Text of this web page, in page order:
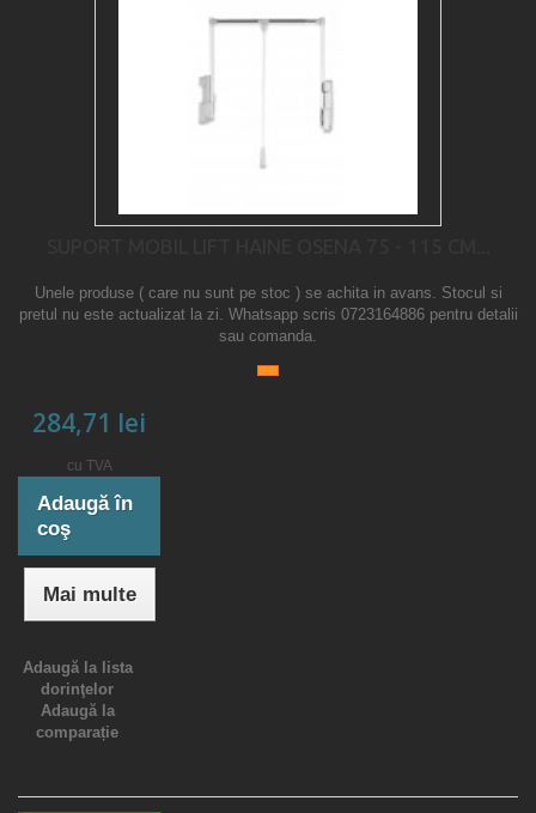
Unele produse ( care nu sunt pe stoc ) se achita in avans. Stocul si
pretul nu este actualizat la zi. Whatsapp scris 0723164886 pentru detalii
sau comanda.
284,71 lei
cu TVA
Adaugă în
coş
Mai multe
Adaugă la lista
dorinţelor
Adaugă la
comparație